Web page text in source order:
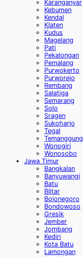
Karanganyar
Kebumen
Kendal
Klaten
Kudus
Magelang
Pati
Pekalongan
Pemalang
Purwokerto
Purworejo
Rembang
Salatiga
Semarang
Solo
Sragen
Sukoharjo
Tegal
Temanggung
Wonogiri
Wonosobo
Jawa Timur
Bangkalan
Banyuwangi
Batu
Blitar
Bojonegoro
Bondowoso
Gresik
Jember
Jombang
Kediri
Kota Batu
Lamongan